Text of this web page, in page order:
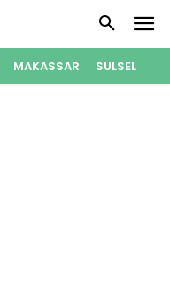
MAKASSAR SULSEL